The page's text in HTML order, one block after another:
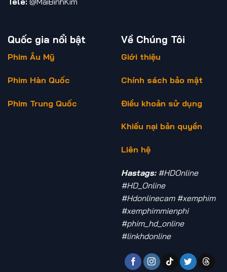
Quốc gia nổi bật
Phim Âu Mỹ
Phim Hàn Quốc
Phim Trung Quốc
Về Chúng Tôi
Giới thiệu
Chính sách bảo mật
Điều khoản sử dụng
Khiếu nại bản quyền
Liên hệ
Hastags:#HDOnline
#HD_Online
#Hdonlinecam #xemphim
#xemphimmienphi
#phim_hd_online
#linkhdonline